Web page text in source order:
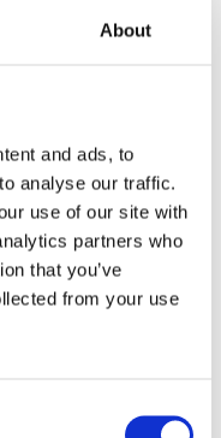
About
and ads, to
analyse our traffic.
use of our site with
partners who
that you’ve
from your use